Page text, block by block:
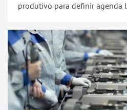
produtivo para definir agenda